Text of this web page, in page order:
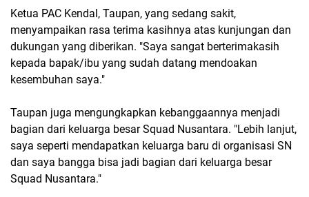
Ketua PAC Kendal, Taupan, yang sedang sakit,
menyampaikan rasa terima kasihnya atas kunjungan dan
dukungan yang diberikan. "Saya sangat berterimakasih
kepada bapak/ibu yang sudah datang mendoakan
kesembuhan saya."
Taupan juga mengungkapkan kebanggaannya menjadi
bagian dari keluarga besar Squad Nusantara. "Lebih lanjut,
saya seperti mendapatkan keluarga baru di organisasi SN
dan saya bangga bisa jadi bagian dari keluarga besar
Squad Nusantara."